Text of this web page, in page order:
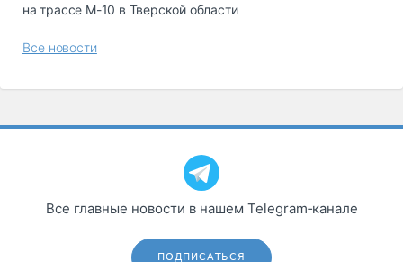
на трассе М-10 в Тверской области
Все новости
Все главные новости в нашем Telegram‑канале
ПОДПИСАТЬСЯ